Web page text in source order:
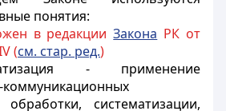
понятия:
в редакцииЗакона РК от
(см. стар. ред.)
- применение
систематизации,